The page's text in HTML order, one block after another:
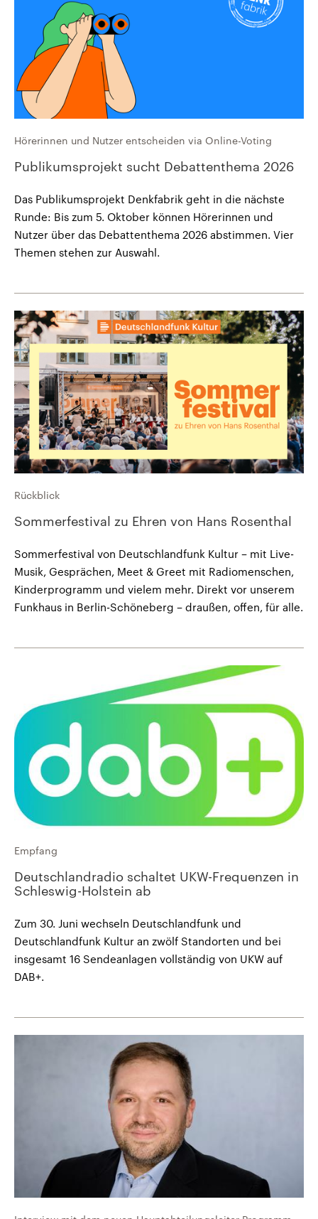
Hörerinnen und Nutzer entscheiden via Online-Voting
Publikumsprojekt sucht Debattenthema 2026
Das Publikumsprojekt Denkfabrik geht in die nächste
Runde: Bis zum 5. Oktober können Hörerinnen und
Nutzer über das Debattenthema 2026 abstimmen. Vier
Themen stehen zur Auswahl.
Rückblick
Sommerfestival zu Ehren von Hans Rosenthal
Sommerfestival von Deutschlandfunk Kultur – mit Live-
Musik, Gesprächen, Meet & Greet mit Radiomenschen,
Kinderprogramm und vielem mehr. Direkt vor unserem
Funkhaus in Berlin-Schöneberg – draußen, offen, für alle.
Empfang
Deutschlandradio schaltet UKW-Frequenzen in
Schleswig-Holstein ab
Zum 30. Juni wechseln Deutschlandfunk und
Deutschlandfunk Kultur an zwölf Standorten und bei
insgesamt 16 Sendeanlagen vollständig von UKW auf
DAB+.